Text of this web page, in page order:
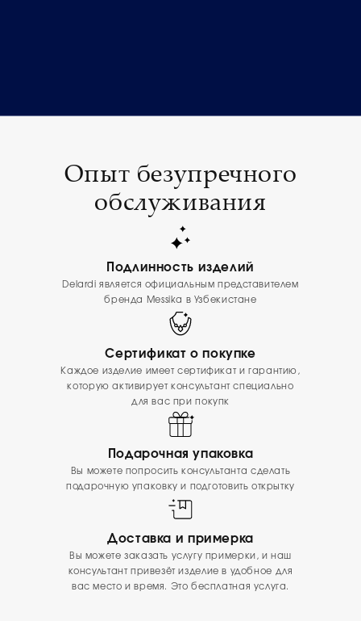
Опыт безупречного
обслуживания
Подлинность изделий
Delardi является официальным представителем
бренда Messika в Узбекистане
Сертификат о покупке
Каждое изделие имеет сертификат и гарантию,
которую активирует консультант специально
для вас при покупк
Подарочная упаковка
Вы можете попросить консультанта сделать
подарочную упаковку и подготовить открытку
Доставка и примерка
Вы можете заказать услугу примерки, и наш
консультант привезёт изделие в удобное для
вас место и время. Это бесплатная услуга.